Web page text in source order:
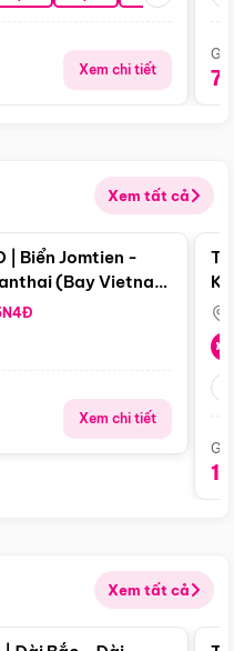
Xem chi tiết
Xem tất cả
Điểm nổi bật
| Biển Jomtien -
(Bay Vietnam
Xem chi tiết
Xem tất cả
Điểm nổi bật